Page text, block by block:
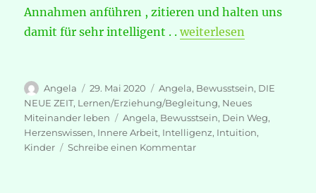
Annahmen anführen , zitieren und halten uns
damit für sehr intelligent . .„Emotionale Weisheit/
weiterlesen
Autor
Angela
Veröffentlicht
am
29. Mai 2020 Kategorien
Angela, Bewusstsein, DIE
NEUE ZEIT, Lernen/Erziehung/Begleitung, Neues
Miteinander leben
Schlagwörter
Angela, Bewusstsein, Dein Weg,
Herzenswissen, Innere Arbeit, Intelligenz, Intuition,
Kinder
Schreibe einen Kommentarzu